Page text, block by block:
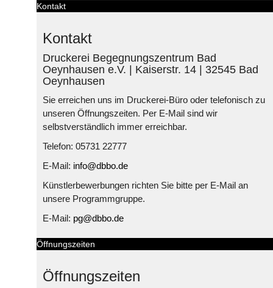
Kontakt
Kontakt
Druckerei Begegnungszentrum Bad
Oeynhausen e.V. | Kaiserstr. 14 | 32545 Bad
Oeynhausen
Sie erreichen uns im Druckerei-Büro oder telefonisch zu
unseren Öffnungszeiten. Per E-Mail sind wir
selbstverständlich immer erreichbar.
Telefon: 05731 22777
E-Mail: info@dbbo.de
Künstlerbewerbungen richten Sie bitte per E-Mail an
unsere Programmgruppe.
E-Mail: pg@dbbo.de
Öffnungszeiten
Öffnungszeiten